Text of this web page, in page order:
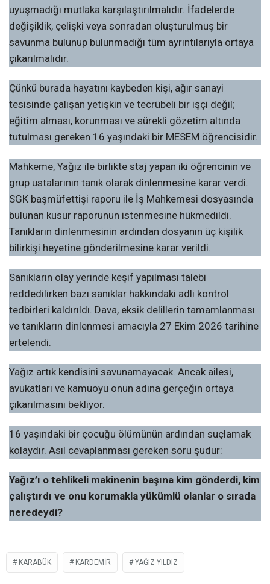
uyuşmadığı mutlaka karşılaştırılmalıdır. İfadelerde
değişiklik, çelişki veya sonradan oluşturulmuş bir
savunma bulunup bulunmadığı tüm ayrıntılarıyla ortaya
çıkarılmalıdır.
Çünkü burada hayatını kaybeden kişi, ağır sanayi
tesisinde çalışan yetişkin ve tecrübeli bir işçi değil;
eğitim alması, korunması ve sürekli gözetim altında
tutulması gereken 16 yaşındaki bir MESEM öğrencisidir.
Mahkeme, Yağız ile birlikte staj yapan iki öğrencinin ve
grup ustalarının tanık olarak dinlenmesine karar verdi.
SGK başmüfettişi raporu ile İş Mahkemesi dosyasında
bulunan kusur raporunun istenmesine hükmedildi.
Tanıkların dinlenmesinin ardından dosyanın üç kişilik
bilirkişi heyetine gönderilmesine karar verildi.
Sanıkların olay yerinde keşif yapılması talebi
reddedilirken bazı sanıklar hakkındaki adli kontrol
tedbirleri kaldırıldı. Dava, eksik delillerin tamamlanması
ve tanıkların dinlenmesi amacıyla 27 Ekim 2026 tarihine
ertelendi.
Yağız artık kendisini savunamayacak. Ancak ailesi,
avukatları ve kamuoyu onun adına gerçeğin ortaya
çıkarılmasını bekliyor.
16 yaşındaki bir çocuğu ölümünün ardından suçlamak
kolaydır. Asıl cevaplanması gereken soru şudur:
Yağız’ı o tehlikeli makinenin başına kim gönderdi, kim
çalıştırdı ve onu korumakla yükümlü olanlar o sırada
neredeydi?
KARABÜK KARDEMİR YAĞIZ YILDIZ